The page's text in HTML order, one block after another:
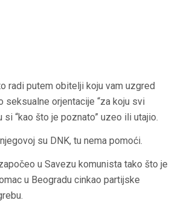
radi putem obitelji koju vam uzgred
seksualne orjentacije “za koju svi
si “kao što je poznato” uzeo ili utajio.
su DNK, tu nema pomoći.
u Savezu komunista tako što je
u Beogradu cinkao partijske